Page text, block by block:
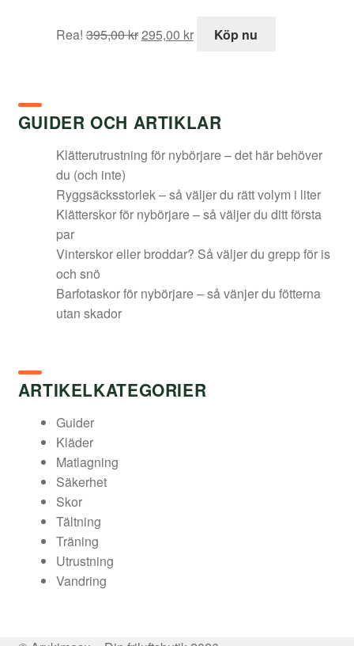
Rea! 395,00kr
ursprungliga
295,00 kr
nuvarande
Köp nu
GUIDER OCH ARTIKLAR
Klätterutrustning för nybörjare – det här behöver
du (och inte)
Ryggsäcksstorlek – så väljer du rätt volym i liter
Klätterskor för nybörjare – så väljer du ditt första
par
Vinterskor eller broddar? Så väljer du grepp för is
och snö
Barfotaskor för nybörjare – så vänjer du fötterna
utan skador
ARTIKELKATEGORIER
Guider
Kläder
Matlagning
Säkerhet
Skor
Tältning
Träning
Utrustning
Vandring